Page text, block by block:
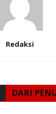
Redaksi
DARI